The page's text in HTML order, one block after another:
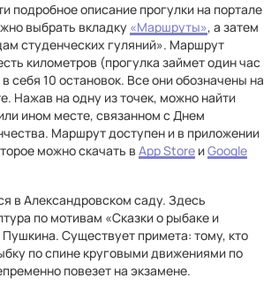
подробное описание прогулки на портале
выбрать вкладку «Маршруты», а затем
студенческих гуляний». Маршрут
километров (прогулка займет один час
себя 10 остановок. Все они обозначены на
Нажав на одну из точек, можно найти
ином месте, связанном с Днем
Маршрут доступен и в приложении
можно скачать в App Store иGoogle
в Александровском саду. Здесь
по мотивам «Сказки о рыбаке и
Существует примета: тому, кто
по спине круговыми движениями по
повезет на экзамене.